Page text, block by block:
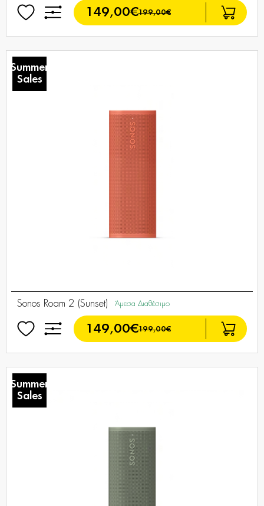
149,00€199,00€
Summer
Sales
Sonos Roam 2 (Sunset) Άμεσα Διαθέσιμο
149,00€199,00€
Summer
Sales